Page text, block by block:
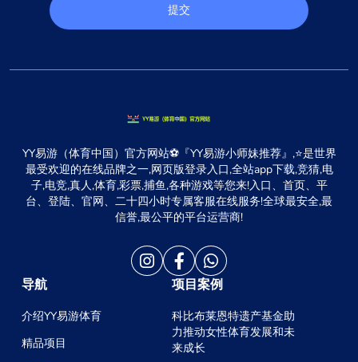
提交
YY易游（体育中国）官方网站⚽️『YY易游小师妹推荐』,⭐️是世界
最受欢迎的在线品牌之一,网页版登录入口,全站app下载,竞猜,电
子,电竞,真人,体育,彩票,捕鱼,各种游戏等您来!入口、首页、平
台、登陆、官网、二十四小时专属客服在线服务!全球最安全,最
信誉,最公平的平台运营商!
导航
介绍YY易游体育
精品项目
项目案例
科比布莱恩特遗产基金助
力推动女性体育发展和未
来成长